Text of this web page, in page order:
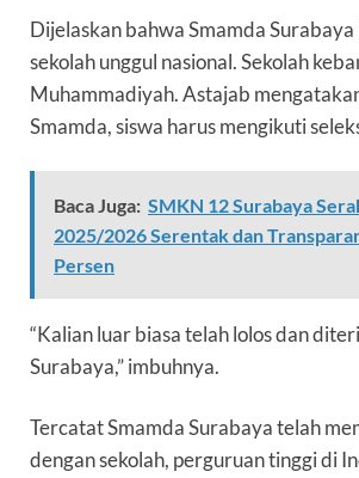
Dijelaskan bahwa Smamda
sekolah unggul nasional. Sekolah
Muhammadiyah. Astajab
Smamda, siswa harus mengikuti
Baca Juga: SMKN 12 Surabaya
2025/2026 Serentak dan
Persen
“Kalian luar biasa telah lolos dan
Surabaya,” imbuhnya.
Tercatat Smamda Surabaya telah
dengan sekolah, perguruan tinggi di